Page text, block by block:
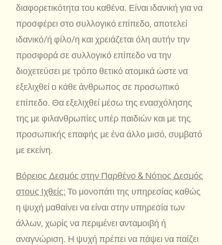
διαφορετικότητα του καθένα. Είναι ιδανική για να
προσφέρει στο συλλογικό επίπεδο, αποτελεί
ιδανικό/ή φίλο/η και χρειάζεται όλη αυτήν την
προσφορά σε συλλογικό επίπεδο να την
διοχετεύσει με τρόπο θετικό ατομικά ώστε να
εξελιχθεί ο κάθε άνθρωπος σε προσωπικό
επίπεδο. Θα εξελιχθεί μέσω της ενασχόλησης
της με φιλανθρωπίες υπέρ παιδιών και με της
προσωπικής επαφής με ένα άλλο μισό, συμβατό
με εκείνη.
Βόρειος Δεσμός στην Παρθένο & Νότιος Δεσμός
στους Ιχθείς: Το μονοπάτι της υπηρεσίας καθώς
η ψυχή μαθαίνει να είναι στην υπηρεσία των
άλλων, χωρίς να περιμένει ανταμοιβή ή
αναγνώριση. Η ψυχή πρέπει να πάψει να παίζει